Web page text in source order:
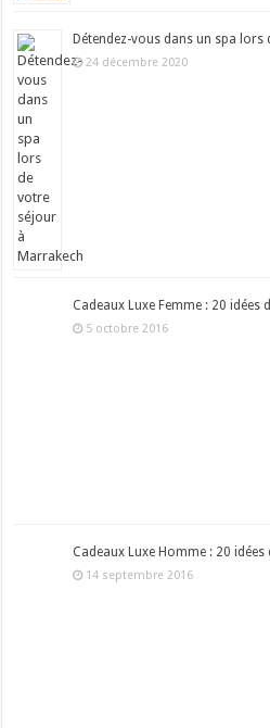
Détendez-vous dans un spa
24 décembre 2020
Cadeaux Luxe Femme : 20
5 octobre 2016
Cadeaux Luxe Homme : 20
14 septembre 2016